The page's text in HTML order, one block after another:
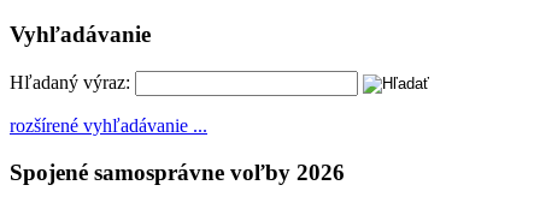
Vyhľadávanie
Hľadaný výraz:
rozšírené vyhľadávanie ...
Spojené samosprávne voľby 2026